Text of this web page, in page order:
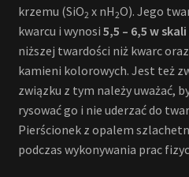
krzemu (SiO2 x nH2O). Jego
kwarcu i wynosi 5,5 – 6,5 w
niższej twardości niż kwarc
kamieni kolorowych. Jest też
związku z tym należy uważać,
rysować go i nie uderzać do
Pierścionek z opalem
podczas wykonywania prac